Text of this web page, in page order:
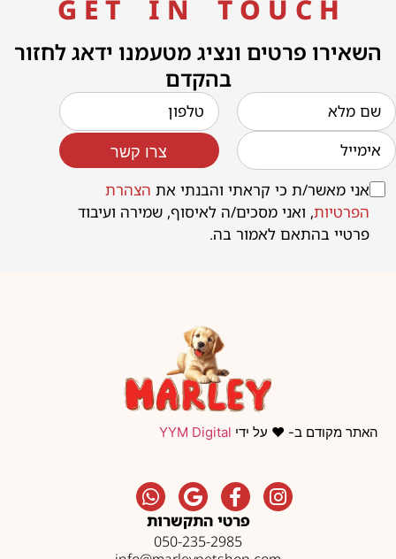
G E T I N T O U C H
השאירו פרטים ונציג מטעמנו ידאג לחזור
בהקדם
אני מאשר/ת כי קראתי והבנתי את הצהרת
הפרטיות, ואני מסכים/ה לאיסוף, שמירה ועיבוד
פרטיי בהתאם לאמור בה.
צרו קשר
האתר מקודם ב- ❤️ על ידי YYM Digital
פרטי התקשרות
050-235-2985